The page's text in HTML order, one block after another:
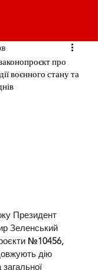
про
воєнного стану та
Президент
Зеленський
№10456,
дію